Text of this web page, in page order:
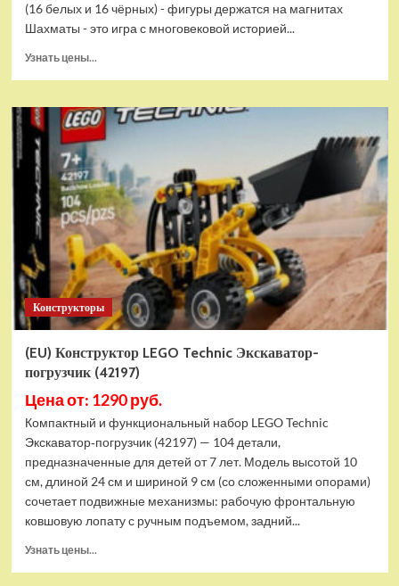
(16 белых и 16 чёрных) - фигуры держатся на магнитах
Шахматы - это игра с многовековой историей...
Узнать цены...
Шахматы
магнитные
БУБА
ИГРАЕМ
ВМЕСТЕ
в
кор.2*192шт
ZY501598-
R4
Конструкторы
(EU) Конструктор LEGO Technic Экскаватор-
погрузчик (42197)
Цена от: 1290 руб.
Компактный и функциональный набор LEGO Technic
Экскаватор‑погрузчик (42197) — 104 детали,
предназначенные для детей от 7 лет. Модель высотой 10
см, длиной 24 см и шириной 9 см (со сложенными опорами)
сочетает подвижные механизмы: рабочую фронтальную
ковшовую лопату с ручным подъемом, задний...
Узнать цены...